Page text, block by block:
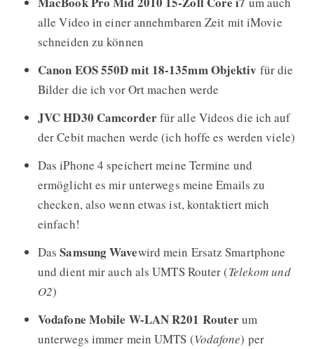
alle Video in einer annehmbaren Zeit mit iMovie
schneiden zu können
Canon EOS 550D mit 18-135mm Objektiv für die
Bilder die ich vor Ort machen werde
JVC HD30 Camcorderfür alle Videos die ich auf
der Cebit machen werde (ich hoffe es werden viele)
Das iPhone 4 speichert meine Termine und
ermöglicht es mir unterwegs meine Emails zu
checken, also wenn etwas ist, kontaktiert mich
einfach!
DasSamsung Wavewird mein Ersatz Smartphone
und dient mir auch als UMTS Router (Telekom und
O2)
Vodafone Mobile W-LAN R201 Routerum
unterwegs immer mein UMTS (Vodafone) per